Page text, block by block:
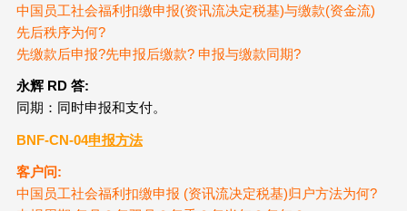
中国员工社会福利扣缴申报(资讯流决定税基)与缴款(资金流)
先后秩序为何?
先缴款后申报?先申报后缴款? 申报与缴款同期?
永辉 RD 答:
同期：同时申报和支付。
BNF-CN-04申报方法
客户问:
中国员工社会福利扣缴申报 (资讯流决定税基)归户方法为何?